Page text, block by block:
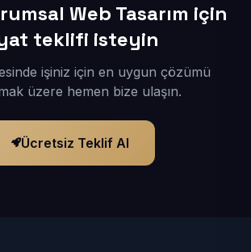
Web Tasarım için
teklifi isteyin
işiniz için en uygun çözümü
üzere hemen bize ulaşın.
Ücretsiz Teklif Al